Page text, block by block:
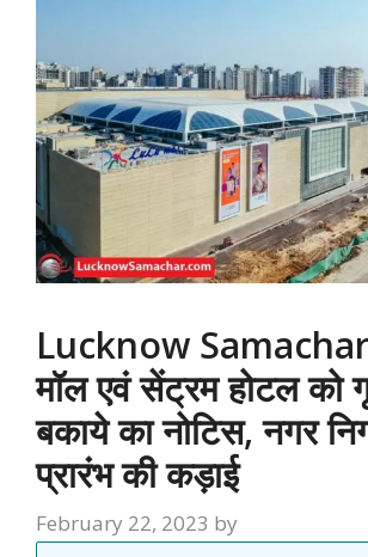
Lucknow
मॉल एवं सेंट्रम होटल को
बकाये का नोटिस, नगर
प्रारंभ की कड़ाई
February 22, 2023 by